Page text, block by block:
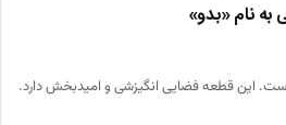
به نام «بدو»
است. این قطعه فضایی انگیزشی و امیدبخش دارد.